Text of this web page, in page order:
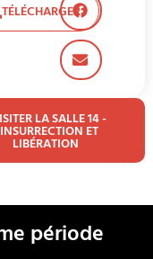
TÉLÉCHARGER
LA SALLE 14 -
INSURRECTION ET
LIBÉRATION
période